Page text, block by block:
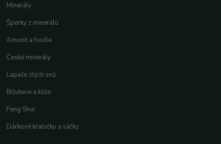
Minerály
Šperky z minerálů
Amonit a fosílie
České minerály
Lapače zlých snů
Bižuterie a kůže
Feng Shui
Dárkové krabičky a sáčky